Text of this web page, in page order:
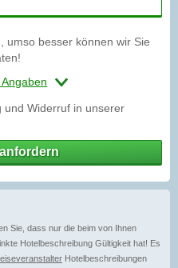
umso besser können wir Sie
und Widerruf in unserer
Sie, dass nur die beim von Ihnen
Hotelbeschreibung Gültigkeit hat! Es
Hotelbeschreibungen